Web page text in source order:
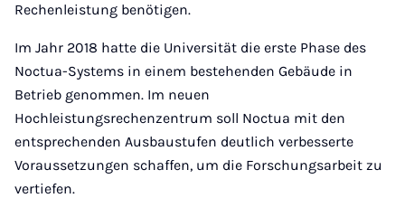
Rechenleistung benötigen.
Im Jahr 2018 hatte die Universität die erste Phase des
Noctua-Systems in einem bestehenden Gebäude in
Betrieb genommen. Im neuen
Hochleistungsrechenzentrum soll Noctua mit den
entsprechenden Ausbaustufen deutlich verbesserte
Voraussetzungen schaffen, um die Forschungsarbeit zu
vertiefen.